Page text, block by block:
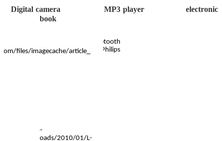
Digital camera MP3 player electronic
book